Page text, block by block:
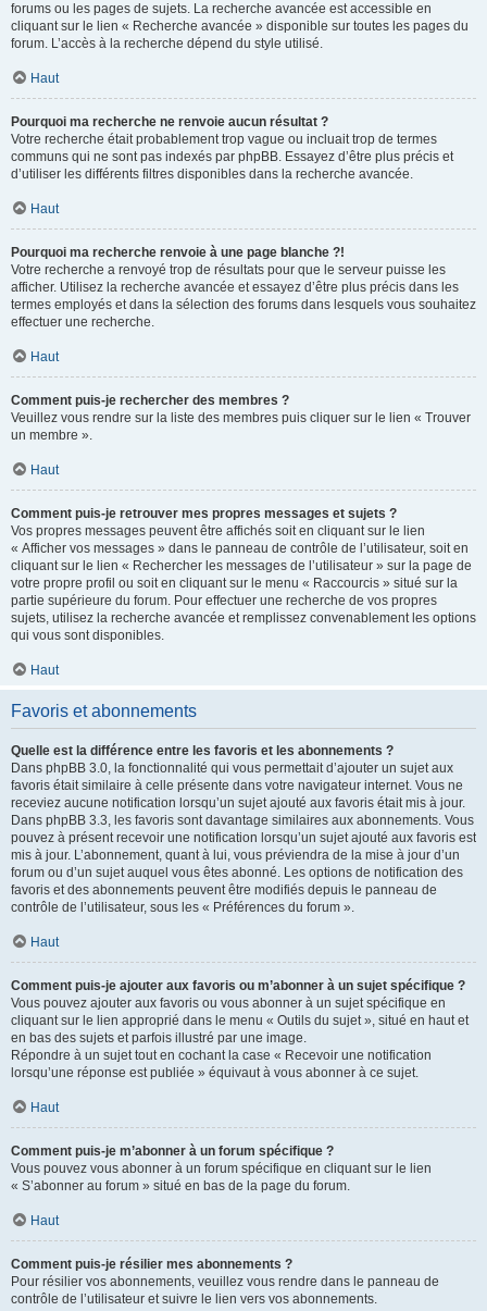
forums ou les pages de sujets. La recherche avancée est accessible en
cliquant sur le lien « Recherche avancée » disponible sur toutes les pages du
forum. L’accès à la recherche dépend du style utilisé.
Haut
Pourquoi ma recherche ne renvoie aucun résultat ?
Votre recherche était probablement trop vague ou incluait trop de termes
communs qui ne sont pas indexés par phpBB. Essayez d’être plus précis et
d’utiliser les différents filtres disponibles dans la recherche avancée.
Haut
Pourquoi ma recherche renvoie à une page blanche ?!
Votre recherche a renvoyé trop de résultats pour que le serveur puisse les
afficher. Utilisez la recherche avancée et essayez d’être plus précis dans les
termes employés et dans la sélection des forums dans lesquels vous souhaitez
effectuer une recherche.
Haut
Comment puis-je rechercher des membres ?
Veuillez vous rendre sur la liste des membres puis cliquer sur le lien « Trouver
un membre ».
Haut
Comment puis-je retrouver mes propres messages et sujets ?
Vos propres messages peuvent être affichés soit en cliquant sur le lien
« Afficher vos messages » dans le panneau de contrôle de l’utilisateur, soit en
cliquant sur le lien « Rechercher les messages de l’utilisateur » sur la page de
votre propre profil ou soit en cliquant sur le menu « Raccourcis » situé sur la
partie supérieure du forum. Pour effectuer une recherche de vos propres
sujets, utilisez la recherche avancée et remplissez convenablement les options
qui vous sont disponibles.
Haut
Favoris et abonnements
Quelle est la différence entre les favoris et les abonnements ?
Dans phpBB 3.0, la fonctionnalité qui vous permettait d’ajouter un sujet aux
favoris était similaire à celle présente dans votre navigateur internet. Vous ne
receviez aucune notification lorsqu’un sujet ajouté aux favoris était mis à jour.
Dans phpBB 3.3, les favoris sont davantage similaires aux abonnements. Vous
pouvez à présent recevoir une notification lorsqu’un sujet ajouté aux favoris est
mis à jour. L’abonnement, quant à lui, vous préviendra de la mise à jour d’un
forum ou d’un sujet auquel vous êtes abonné. Les options de notification des
favoris et des abonnements peuvent être modifiés depuis le panneau de
contrôle de l’utilisateur, sous les « Préférences du forum ».
Haut
Comment puis-je ajouter aux favoris ou m’abonner à un sujet spécifique ?
Vous pouvez ajouter aux favoris ou vous abonner à un sujet spécifique en
cliquant sur le lien approprié dans le menu « Outils du sujet », situé en haut et
en bas des sujets et parfois illustré par une image.
Répondre à un sujet tout en cochant la case « Recevoir une notification
lorsqu’une réponse est publiée » équivaut à vous abonner à ce sujet.
Haut
Comment puis-je m’abonner à un forum spécifique ?
Vous pouvez vous abonner à un forum spécifique en cliquant sur le lien
« S’abonner au forum » situé en bas de la page du forum.
Haut
Comment puis-je résilier mes abonnements ?
Pour résilier vos abonnements, veuillez vous rendre dans le panneau de
contrôle de l’utilisateur et suivre le lien vers vos abonnements.